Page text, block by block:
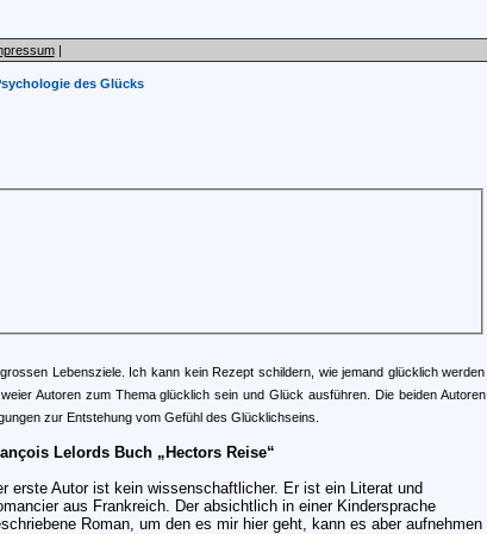
|
des Glücks
grossen Lebensziele. Ich kann kein Rezept schildern, wie jemand glücklich werden
Autoren zum Thema glücklich sein und Glück ausführen. Die beiden Autoren
zur Entstehung vom Gefühl des Glücklichseins.
Lelords Buch „Hectors Reise“
erste Autor ist kein wissenschaftlicher. Er ist ein Literat und
aus Frankreich. Der absichtlich in einer Kindersprache
Roman, um den es mir hier geht, kann es aber aufnehmen